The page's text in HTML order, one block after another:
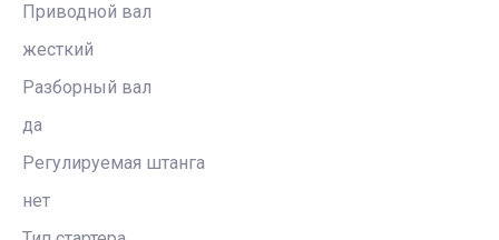
Приводной вал
жесткий
Разборный вал
да
Регулируемая штанга
нет